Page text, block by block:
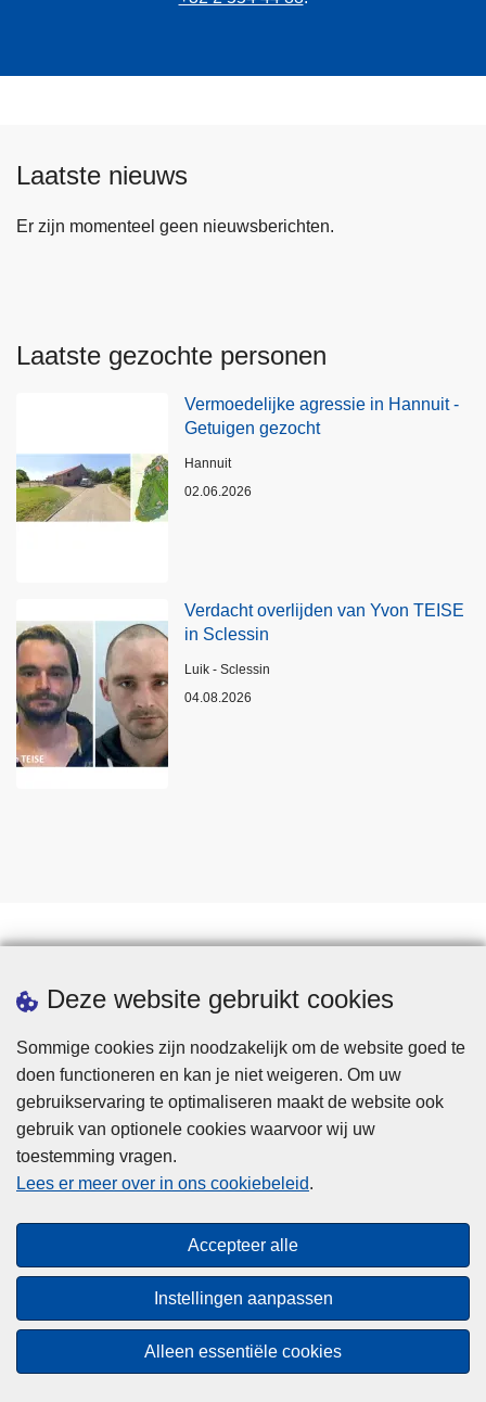
Deze website gebruikt cookies
Sommige cookies zijn noodzakelijk om de website goed te
doen functioneren en kan je niet weigeren. Om uw
gebruikservaring te optimaliseren maakt de website ook
gebruik van optionele cookies waarvoor wij uw
toestemming vragen.
Lees er meer over in ons cookiebeleid.
Accepteer alle
Instellingen aanpassen
Alleen essentiële cookies
Laatste nieuws
Er zijn momenteel geen nieuwsberichten.
Laatste gezochte personen
Vermoedelijke agressie in Hannuit -
Getuigen gezocht
Plaats
Hannuit
02.06.2026
Verdacht overlijden van Yvon TEISE
in Sclessin
Plaats
Luik - Sclessin
04.08.2026
Privacy
Cookies
Toegankelijkheid
© 2026 Politie.be